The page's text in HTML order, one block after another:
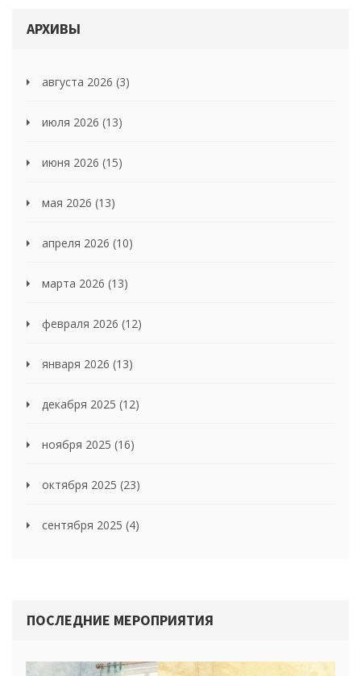
АРХИВЫ
августа 2026 (3)
июля 2026 (13)
июня 2026 (15)
мая 2026 (13)
апреля 2026 (10)
марта 2026 (13)
февраля 2026 (12)
января 2026 (13)
декабря 2025 (12)
ноября 2025 (16)
октября 2025 (23)
сентября 2025 (4)
ПОСЛЕДНИЕ МЕРОПРИЯТИЯ